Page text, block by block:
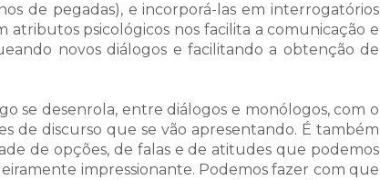
de pegadas), e incorporá-las em interrogatórios
psicológicos nos facilita a comunicação e
novos diálogos e facilitando a obtenção de
se desenrola, entre diálogos e monólogos, com o
de discurso que se vão apresentando. É também
de opções, de falas e de atitudes que podemos
impressionante. Podemos fazer com que